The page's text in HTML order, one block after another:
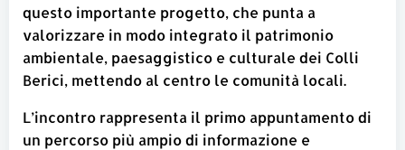
questo importante progetto, che punta a
valorizzare in modo integrato il patrimonio
ambientale, paesaggistico e culturale dei Colli
Berici, mettendo al centro le comunità locali.
L’incontro rappresenta il primo appuntamento di
un percorso più ampio di informazione e